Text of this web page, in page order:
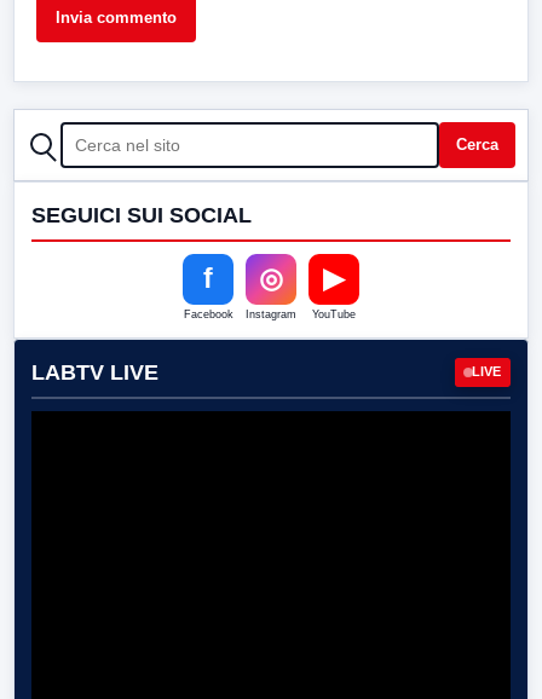
CERCA Cerca
SEGUICI SUI SOCIAL
f
Facebook
◎
Instagram
▶
YouTube
LABTV LIVE LIVE